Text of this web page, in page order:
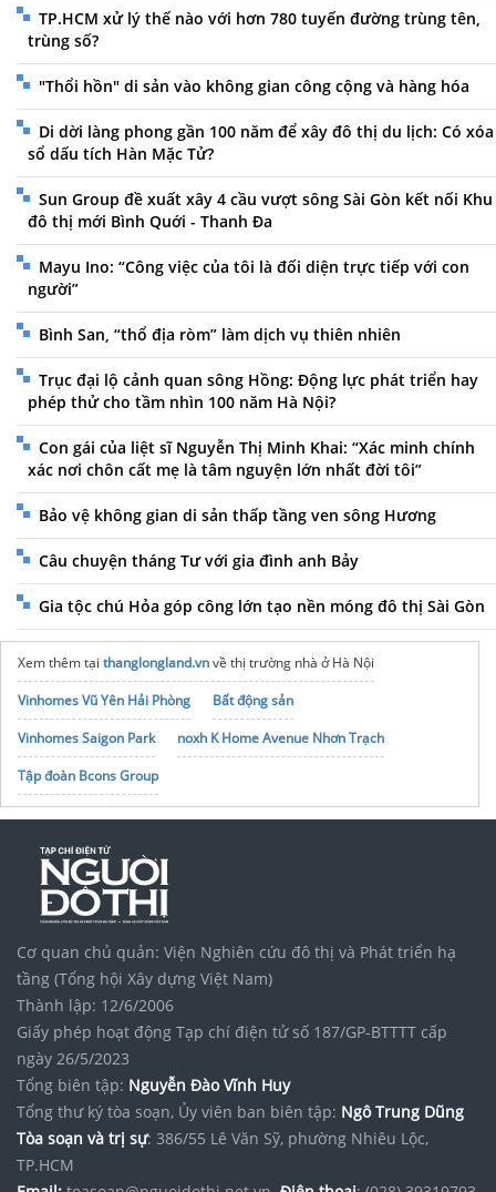
TP.HCM xử lý thế nào với hơn 780 tuyến đường trùng tên,
trùng số?
"Thổi hồn" di sản vào không gian công cộng và hàng hóa
Di dời làng phong gần 100 năm để xây đô thị du lịch: Có xóa
sổ dấu tích Hàn Mặc Tử?
Sun Group đề xuất xây 4 cầu vượt sông Sài Gòn kết nối Khu
đô thị mới Bình Quới - Thanh Đa
Mayu Ino: “Công việc của tôi là đối diện trực tiếp với con
người”
Bình San, “thổ địa ròm” làm dịch vụ thiên nhiên
Trục đại lộ cảnh quan sông Hồng: Động lực phát triển hay
phép thử cho tầm nhìn 100 năm Hà Nội?
Con gái của liệt sĩ Nguyễn Thị Minh Khai: “Xác minh chính
xác nơi chôn cất mẹ là tâm nguyện lớn nhất đời tôi”
Bảo vệ không gian di sản thấp tầng ven sông Hương
Câu chuyện tháng Tư với gia đình anh Bảy
Gia tộc chú Hỏa góp công lớn tạo nền móng đô thị Sài Gòn
Xem thêm tại thanglongland.vnvề thị trường nhà ở Hà Nội
Vinhomes Vũ Yên Hải Phòng
Bất động sản
Vinhomes Saigon Park
noxh K Home Avenue Nhơn Trạch
Tập đoàn Bcons Group
Cơ quan chủ quản: Viện Nghiên cứu đô thị và Phát triển hạ
tầng (Tổng hội Xây dựng Việt Nam)
Thành lập: 12/6/2006
Giấy phép hoạt động Tạp chí điện tử số 187/GP-BTTTT cấp
ngày 26/5/2023
Tổng biên tập: Nguyễn Đào Vĩnh Huy
Tổng thư ký tòa soạn, Ủy viên ban biên tập: Ngô Trung Dũng
Tòa soạn và trị sự: 386/55 Lê Văn Sỹ, phường Nhiêu Lộc,
TP.HCM